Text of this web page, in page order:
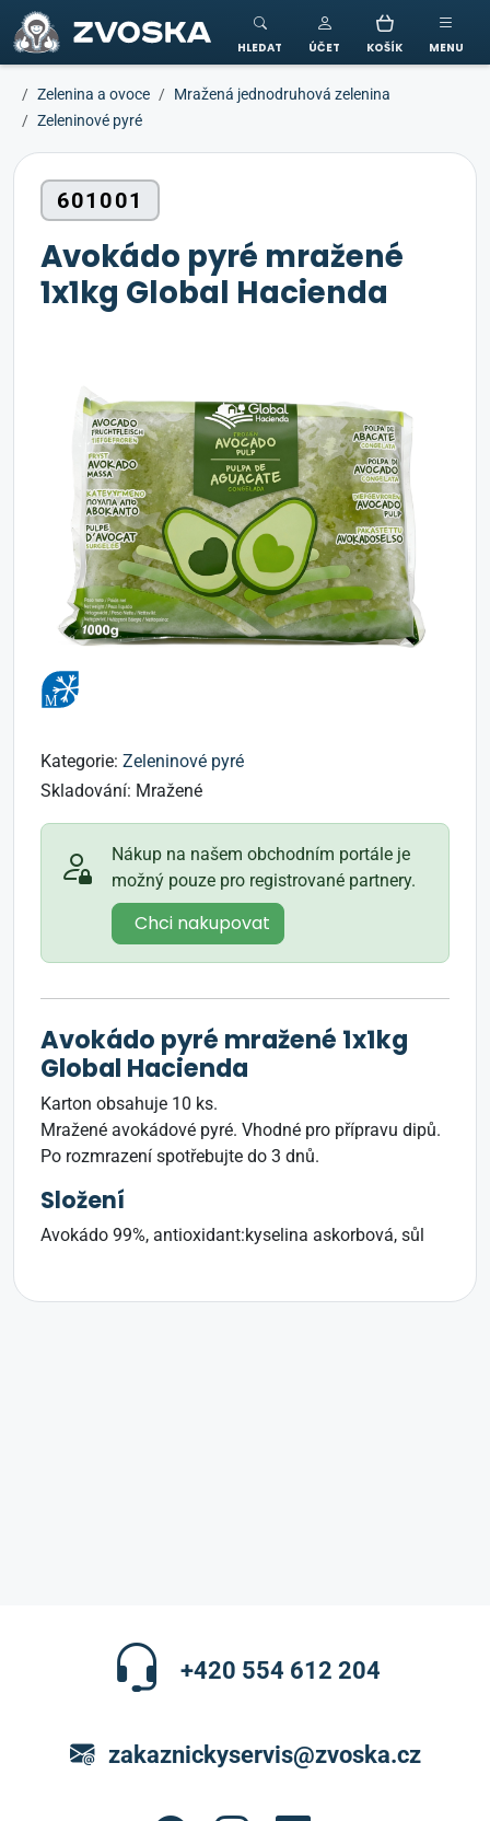
ZVOSKA
HLEDAT ÚČET KOŠÍK MENU
Zelenina a ovoce
Mražená jednodruhová zelenina
Zeleninové pyré
601001
Avokádo pyré mražené
1x1kg Global Hacienda
Kategorie: Zeleninové pyré
Skladování: Mražené
Nákup na našem obchodním portále je
možný pouze pro registrované partnery.
Chci nakupovat
Avokádo pyré mražené 1x1kg
Global Hacienda
Karton obsahuje 10 ks.
Mražené avokádové pyré. Vhodné pro přípravu dipů.
Po rozmrazení spotřebujte do 3 dnů.
Složení
Avokádo 99%, antioxidant:kyselina askorbová, sůl
+420 554 612 204
zakaznickyservis@zvoska.cz